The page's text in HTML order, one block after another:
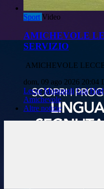
Sport Video
AMICHEVOLE
SERVIZIO
AMICHEVOLE
dom, 09 ago 2026 20:04
Lecce Monopoli Gol
Amichevole
Altre notizie